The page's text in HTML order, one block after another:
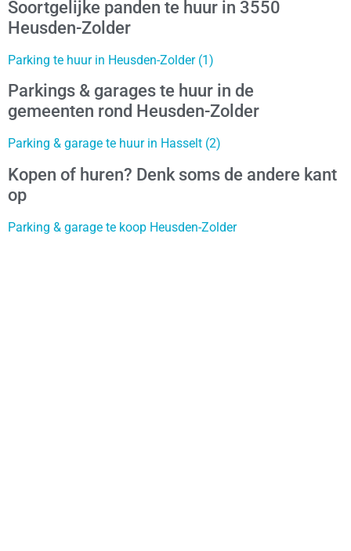
Soortgelijke panden te huur in 3550
Heusden-Zolder
Parking te huur in Heusden-Zolder (1)
Parkings & garages te huur in de
gemeenten rond Heusden-Zolder
Parking & garage te huur in Hasselt (2)
Kopen of huren? Denk soms de andere kant
op
Parking & garage te koop Heusden-Zolder